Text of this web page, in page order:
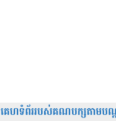
គេហទំព័ររបស់គណបក្សតាមបណ្ត